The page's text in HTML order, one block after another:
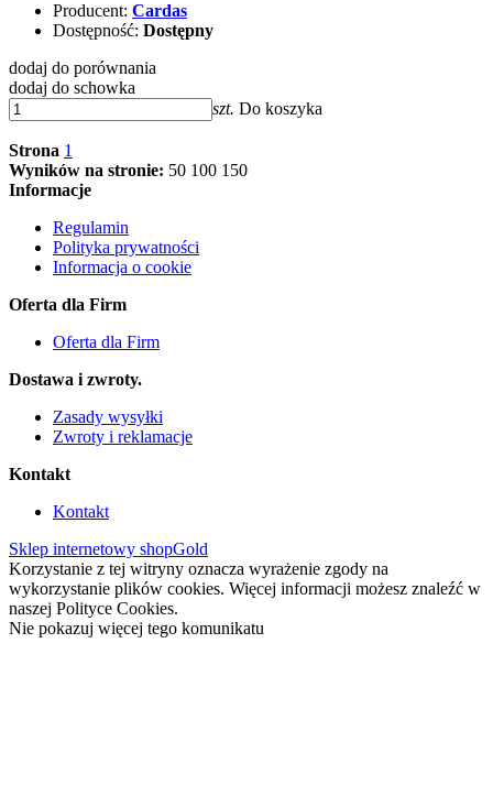
Producent: Cardas
Dostępność: Dostępny
dodaj do porównania
dodaj do schowka
szt. Do koszyka
Strona 1
Wyników na stronie: 50 100 150
Informacje
Regulamin
Polityka prywatności
Informacja o cookie
Oferta dla Firm
Oferta dla Firm
Dostawa i zwroty.
Zasady wysyłki
Zwroty i reklamacje
Kontakt
Kontakt
Sklep internetowy shopGold
Korzystanie z tej witryny oznacza wyrażenie zgody na
wykorzystanie plików cookies. Więcej informacji możesz znaleźć w
naszej Polityce Cookies.
Nie pokazuj więcej tego komunikatu